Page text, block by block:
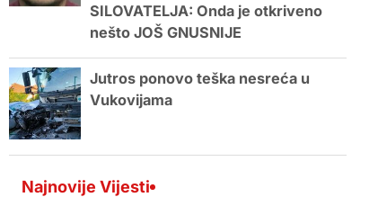
SILOVATELJA: Onda je otkriveno
nešto JOŠ GNUSNIJE
Jutros ponovo teška nesreća u
Vukovijama
Najnovije Vijesti